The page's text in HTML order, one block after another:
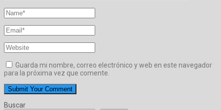
Guarda mi nombre, correo electrónico y web en este navegador
para la próxima vez que comente.
Buscar